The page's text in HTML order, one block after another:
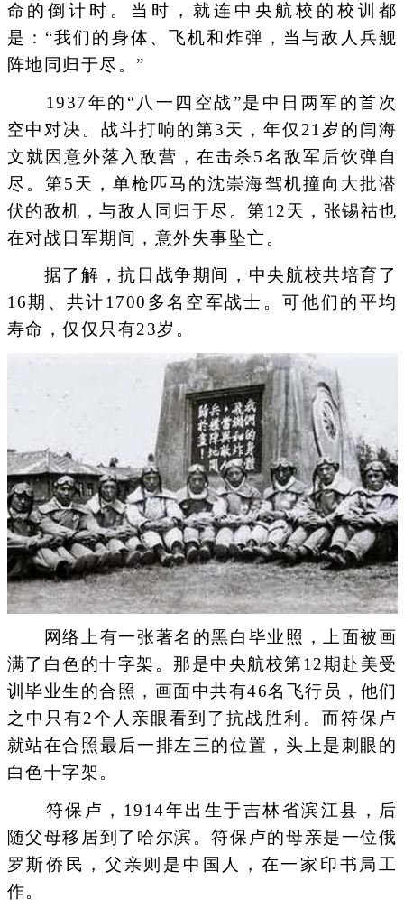
命的倒计时。当时，就连中央航校的校训都
是：“我们的身体、飞机和炸弹，当与敌人兵舰
阵地同归于尽。”
1937年的“八一四空战”是中日两军的首次
空中对决。战斗打响的第3天，年仅21岁的闫海
文就因意外落入敌营，在击杀5名敌军后饮弹自
尽。第5天，单枪匹马的沈崇海驾机撞向大批潜
伏的敌机，与敌人同归于尽。第12天，张锡祜也
在对战日军期间，意外失事坠亡。
据了解，抗日战争期间，中央航校共培育了
16期、共计1700多名空军战士。可他们的平均
寿命，仅仅只有23岁。
网络上有一张著名的黑白毕业照，上面被画
满了白色的十字架。那是中央航校第12期赴美受
训毕业生的合照，画面中共有46名飞行员，他们
之中只有2个人亲眼看到了抗战胜利。而符保卢
就站在合照最后一排左三的位置，头上是刺眼的
白色十字架。
符保卢，1914年出生于吉林省滨江县，后
随父母移居到了哈尔滨。符保卢的母亲是一位俄
罗斯侨民，父亲则是中国人，在一家印书局工
作。